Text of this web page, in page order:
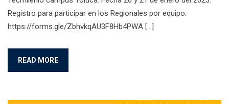
Registro para participar en los Regionales por equipo.
https://forms.gle/ZbhvkqAU3F8Hb4PWA […]
READ MORE